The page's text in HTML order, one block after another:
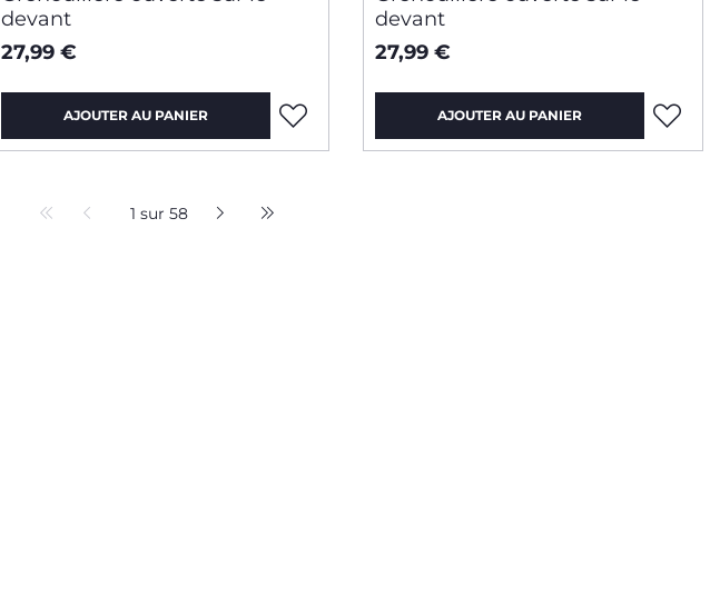
devant
27,99 €
AJOUTER AU PANIER
devant
27,99 €
AJOUTER AU PANIER
1 sur 58